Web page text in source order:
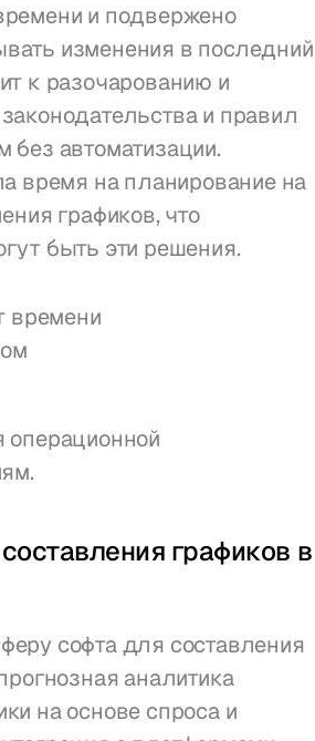
и подвержено
изменения в последний
к разочарованию и
и правил
без автоматизации.
время на планирование на
графиков, что
быть эти решения.
времени
графиков в
софта для составления
аналитика
на основе спроса и